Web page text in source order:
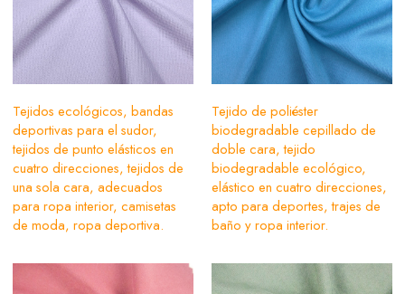
Tejidos ecológicos, bandas
deportivas para el sudor,
tejidos de punto elásticos en
cuatro direcciones, tejidos de
una sola cara, adecuados
para ropa interior, camisetas
de moda, ropa deportiva.
Tejido de poliéster
biodegradable cepillado de
doble cara, tejido
biodegradable ecológico,
elástico en cuatro direcciones,
apto para deportes, trajes de
baño y ropa interior.